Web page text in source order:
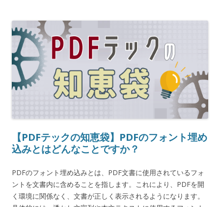
【PDFテックの知恵袋】PDFのフォント埋め
込みとはどんなことですか？
PDFのフォント埋め込みとは、PDF文書に使用されているフォ
ントを文書内に含めることを指します。これにより、PDFを開
く環境に関係なく、文書が正しく表示されるようになります。